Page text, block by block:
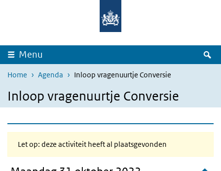
Overslaan en naar de inhoud gaan
Menu
Home Agenda Inloop vragenuurtje Conversie
Inloop vragenuurtje Conversie
Let op: deze activiteit heeft al plaatsgevonden